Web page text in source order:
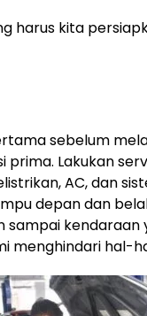
harus kita
sebelum
prima. Lakukan
AC, dan
depan dan
sampai
menghindari hal-